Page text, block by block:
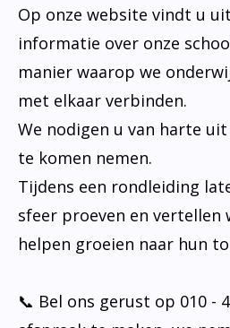
Op onze website vindt u
informatie over onze
manier waarop we
met elkaar verbinden.
We nodigen u van harte
te komen nemen.
Tijdens een rondleiding
sfeer proeven en vertellen
helpen groeien naar hun
📞 Bel ons gerust op 010 -